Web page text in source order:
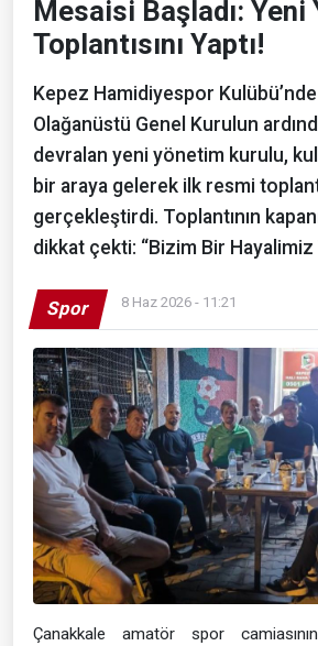
Mesaisi Başladı:
Toplantısını Yaptı!
Kepez Hamidiyespor
Olağanüstü Genel Kurulun
devralan yeni yönetim kurulu,
bir araya gelerek ilk resmi
gerçekleştirdi. Toplantının
dikkat çekti: “Bizim Bir Hayalimiz
Spor 8 Haz 2026 - 11:21
Çanakkale amatör spor